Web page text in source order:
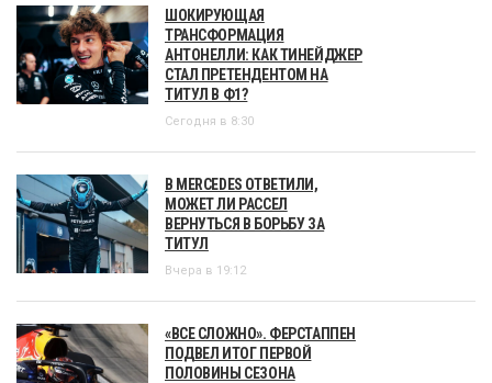
ШОКИРУЮЩАЯ
ТРАНСФОРМАЦИЯ
АНТОНЕЛЛИ: КАК ТИНЕЙДЖЕР
СТАЛ ПРЕТЕНДЕНТОМ НА
ТИТУЛ В Ф1?
Сегодня в 8:30
В MERCEDES ОТВЕТИЛИ,
МОЖЕТ ЛИ РАССЕЛ
ВЕРНУТЬСЯ В БОРЬБУ ЗА
ТИТУЛ
Вчера в 19:12
«ВСЕ СЛОЖНО». ФЕРСТАППЕН
ПОДВЕЛ ИТОГ ПЕРВОЙ
ПОЛОВИНЫ СЕЗОНА